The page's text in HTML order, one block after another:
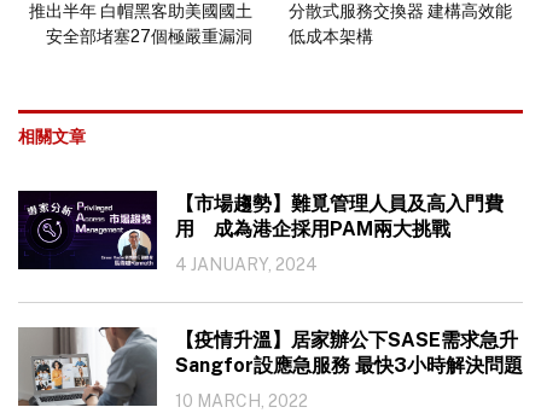
推出半年 白帽黑客助美國國土
安全部堵塞27個極嚴重漏洞
分散式服務交換器 建構高效能
低成本架構
相關文章
【市場趨勢】難覓管理人員及高入門費
用 成為港企採用PAM兩大挑戰
4 JANUARY, 2024
【疫情升溫】居家辦公下SASE需求急升
Sangfor設應急服務 最快3小時解決問題
10 MARCH, 2022